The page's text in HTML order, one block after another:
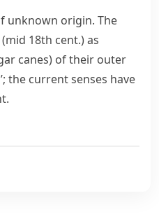
unknown origin. The
18th cent.) as
canes) of their outer
the current senses have